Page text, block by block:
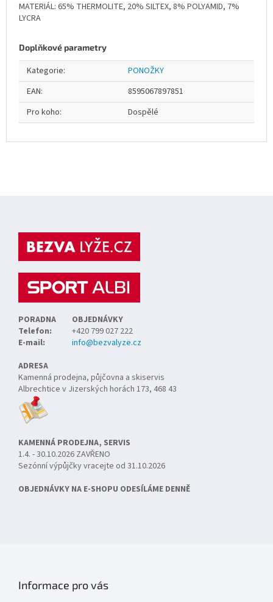
MATERIÁL: 65% THERMOLITE, 20% SILTEX, 8% POLYAMID, 7%
LYCRA
Doplňkové parametry
Kategorie:
PONOŽKY
EAN:
8595067897851
Pro koho: Dospělé
PORADNA
OBJEDNÁVKY
Telefon:
+420 799 027 222
E-mail:
info@bezvalyze.cz
ADRESA
Kamenná prodejna, půjčovna a skiservis
Albrechtice v Jizerských horách 173, 468 43
KAMENNÁ PRODEJNA, SERVIS
1.4. - 30.10.2026 ZAVŘENO
Sezónní výpůjčky vracejte od 31.10.2026
OBJEDNÁVKY NA E-SHOPU ODESÍLÁME DENNĚ
Informace pro vás